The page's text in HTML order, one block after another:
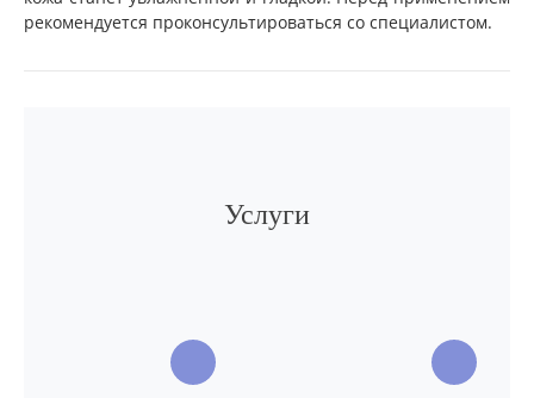
рекомендуется проконсультироваться со специалистом.
Услуги